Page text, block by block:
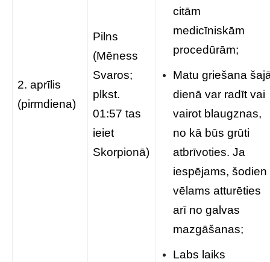
2. aprīlis
(pirmdiena)
Pilns
(Mēness
Svaros;
plkst.
01:57 tas
ieiet
Skorpionā)
citām
medicīniskām
procedūrām;
Matu griešana
dienā var radīt vai
vairot blaugznas,
no kā būs grūti
atbrīvoties. Ja
iespējams, šodien
vēlams atturēties
arī no galvas
mazgāšanas;
Labs laiks